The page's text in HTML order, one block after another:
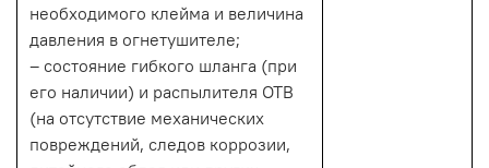
необходимого клейма и величина
давления в огнетушителе;
– состояние гибкого шланга (при
его наличии) и распылителя ОТВ
(на отсутствие механических
повреждений, следов коррозии,